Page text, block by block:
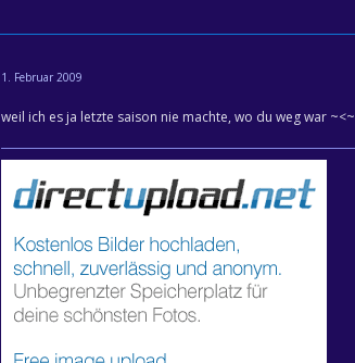
1. Februar 2009
weil ich es ja letzte saison nie machte, wo du weg war ~<~